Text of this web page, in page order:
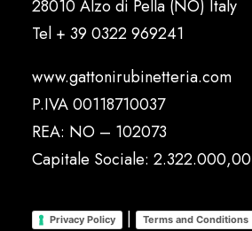
28010 Alzo di Pella (NO) Italy
Tel + 39 0322 969241
www.gattonirubinetteria.com
P.IVA 00118710037
REA: NO – 102073
Capitale Sociale: 2.322.000,00
Privacy Policy | Terms and Conditions